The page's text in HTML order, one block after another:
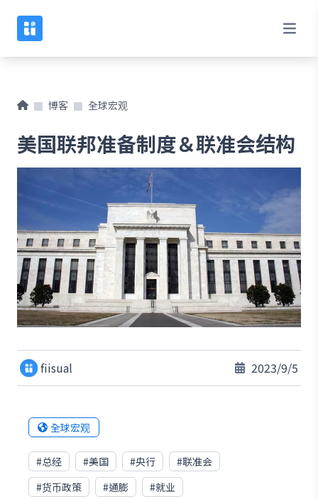
博客 全球宏观
美国联邦准备制度＆联准会结构
fiisual 2023/9/5
全球宏观
#总经 #美国 #央行 #联准会
#货币政策 #通膨 #就业